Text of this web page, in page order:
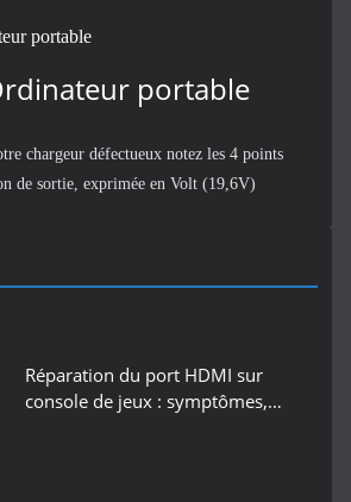
portable
chargeur défectueux notez les 4 points
de sortie, exprimée en Volt (19,6V)
Réparation du port HDMI sur
console de jeux : symptômes,…